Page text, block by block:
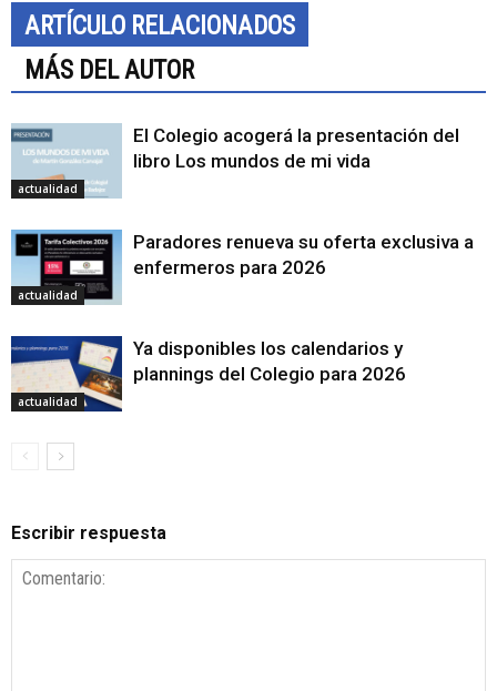
ARTÍCULO RELACIONADOS
MÁS DEL AUTOR
actualidad
El Colegio acogerá la presentación del
libro Los mundos de mi vida
actualidad
Paradores renueva su oferta exclusiva a
enfermeros para 2026
actualidad
Ya disponibles los calendarios y
plannings del Colegio para 2026
Escribir respuesta